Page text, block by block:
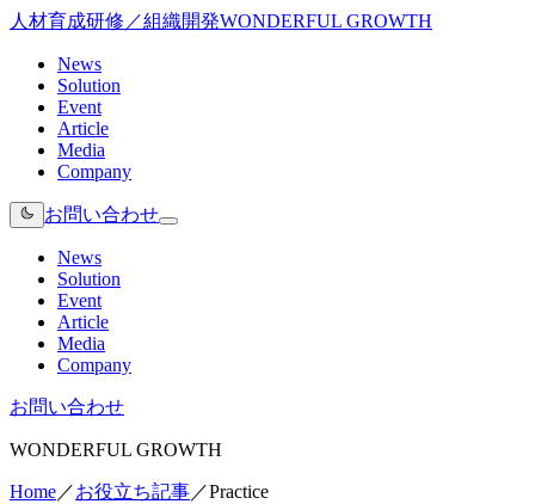
人材育成研修／組織開発WONDERFUL GROWTH
News
Solution
Event
Article
Media
Company
お問い合わせ
News
Solution
Event
Article
Media
Company
お問い合わせ
WONDERFUL GROWTH
Home／お役立ち記事／Practice